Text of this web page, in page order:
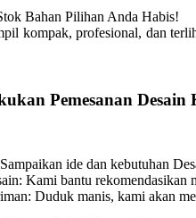
Bahan Pilihan Anda Habis!
kompak, profesional, dan
Pemesanan Desain
ide dan kebutuhan
Kami bantu rekomendasikan
Duduk manis, kami akan